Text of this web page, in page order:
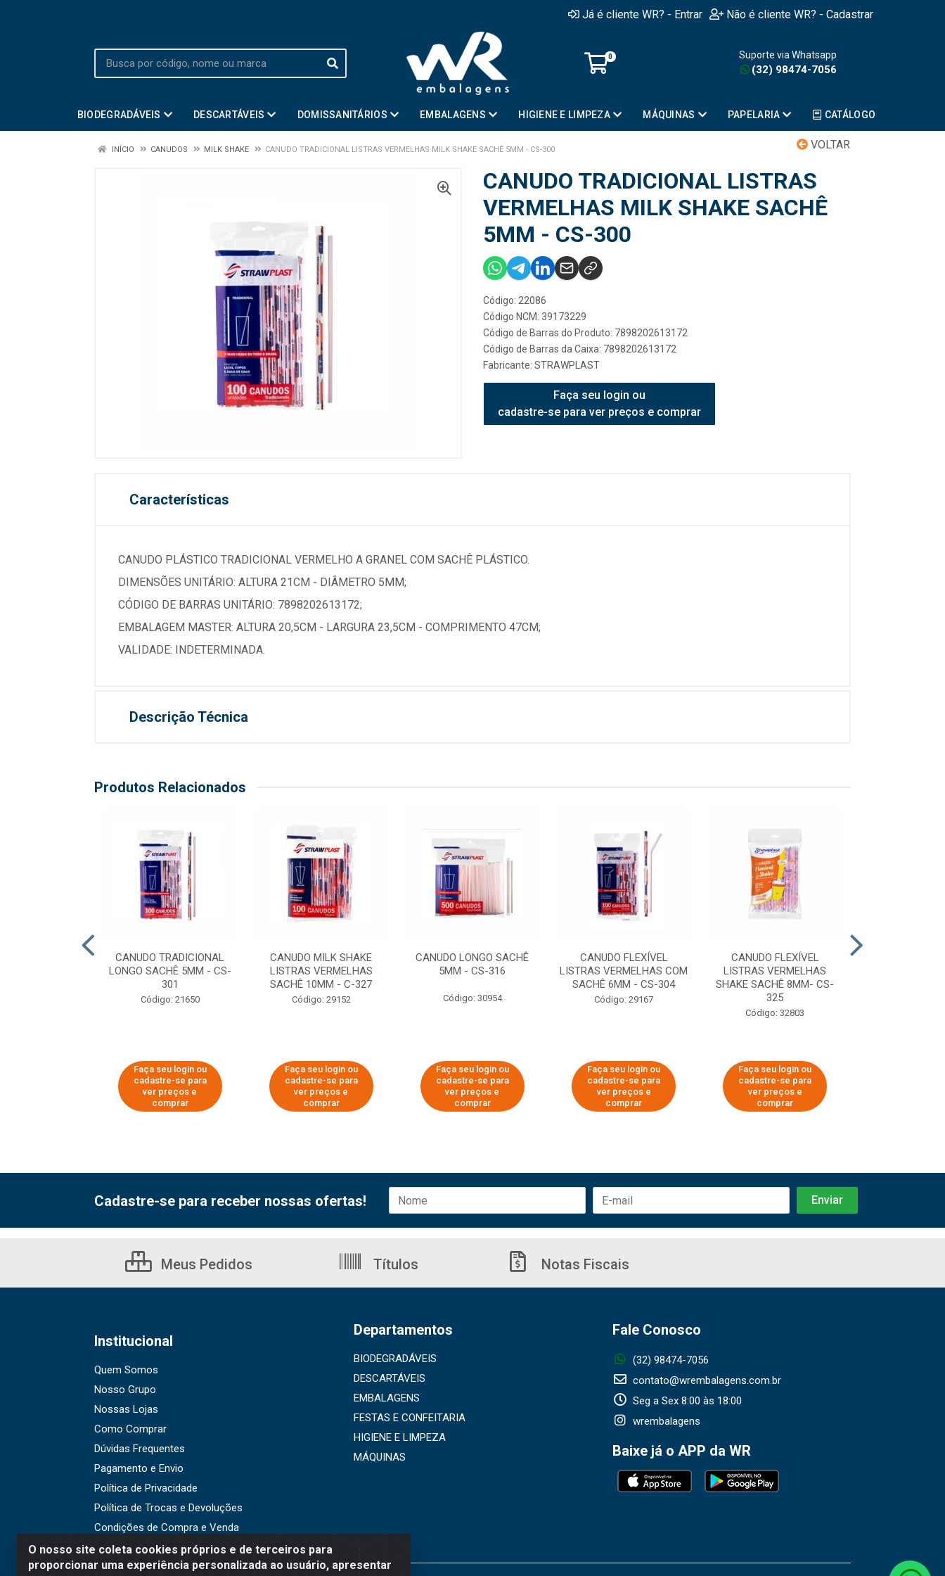
Já é cliente WR? - Entrar Não é cliente WR? - Cadastrar
0 Suporte via Whatsapp
(32) 98474-7056
BIODEGRADÁVEIS DESCARTÁVEIS DOMISSANITÁRIOS EMBALAGENS HIGIENE E LIMPEZA MÁQUINAS PAPELARIA CATÁLOGO
VOLTAR
INÍCIO CANUDOS MILK SHAKE CANUDO TRADICIONAL LISTRAS VERMELHAS MILK SHAKE SACHÊ 5MM - CS-300
CANUDO TRADICIONAL LISTRAS
VERMELHAS MILK SHAKE SACHÊ
5MM - CS-300
Código: 22086
Código NCM: 39173229
Código de Barras do Produto: 7898202613172
Código de Barras da Caixa: 7898202613172
Fabricante: STRAWPLAST
Faça seu login ou
cadastre-se para ver preços e comprar
Características
CANUDO PLÁSTICO TRADICIONAL VERMELHO A GRANEL COM SACHÊ PLÁSTICO.
DIMENSÕES UNITÁRIO: ALTURA 21CM - DIÂMETRO 5MM;
CÓDIGO DE BARRAS UNITÁRIO: 7898202613172;
EMBALAGEM MASTER: ALTURA 20,5CM - LARGURA 23,5CM - COMPRIMENTO 47CM;
VALIDADE: INDETERMINADA.
Descrição Técnica
Produtos Relacionados
CANUDO TRADICIONAL
LONGO SACHÊ 5MM - CS-
301
Código: 21650
Faça seu login ou
cadastre-se para
ver preços e
comprar
CANUDO MILK SHAKE
LISTRAS VERMELHAS
SACHÊ 10MM - C-327
Código: 29152
Faça seu login ou
cadastre-se para
ver preços e
comprar
CANUDO LONGO SACHÊ
5MM - CS-316
Código: 30954
Faça seu login ou
cadastre-se para
ver preços e
comprar
CANUDO FLEXÍVEL
LISTRAS VERMELHAS COM
SACHÊ 6MM - CS-304
Código: 29167
Faça seu login ou
cadastre-se para
ver preços e
comprar
CANUDO FLEXÍVEL
LISTRAS VERMELHAS
SHAKE SACHÊ 8MM- CS-
325
Código: 32803
Faça seu login ou
cadastre-se para
ver preços e
comprar
O nosso site coleta cookies próprios e de terceiros para
proporcionar uma experiência personalizada ao usuário, apresentar
Cadastre-se para receber nossas ofertas!
Meus Pedidos Títulos Notas Fiscais
Institucional
Quem Somos
Nosso Grupo
Nossas Lojas
Como Comprar
Dúvidas Frequentes
Pagamento e Envio
Política de Privacidade
Política de Trocas e Devoluções
Condições de Compra e Venda
Departamentos
BIODEGRADÁVEIS
DESCARTÁVEIS
EMBALAGENS
FESTAS E CONFEITARIA
HIGIENE E LIMPEZA
MÁQUINAS
Fale Conosco
(32) 98474-7056
contato@wrembalagens.com.br
Seg a Sex 8:00 às 18:00
wrembalagens
Baixe já o APP da WR